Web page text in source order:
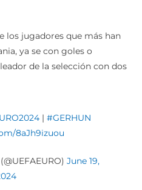
los jugadores que más han
ya se con goles o
de la selección con dos
|#GERHUN
8aJh9izuou
June 19,